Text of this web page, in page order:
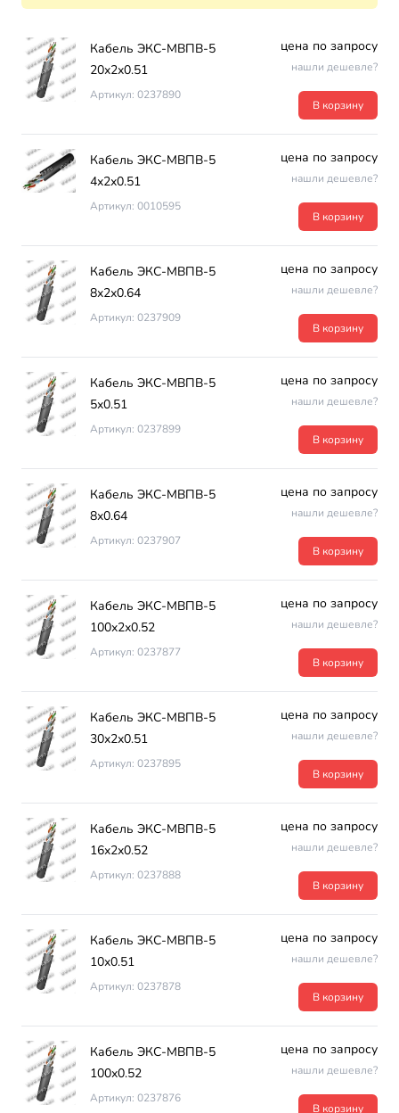
Кабель ЭКС-МВПВ-5
20х2х0.51
Артикул: 0237890
цена по запросу
нашли дешевле?
В корзину
Кабель ЭКС-МВПВ-5
4х2х0.51
Артикул: 0010595
цена по запросу
нашли дешевле?
В корзину
Кабель ЭКС-МВПВ-5
8х2х0.64
Артикул: 0237909
цена по запросу
нашли дешевле?
В корзину
Кабель ЭКС-МВПВ-5
5х0.51
Артикул: 0237899
цена по запросу
нашли дешевле?
В корзину
Кабель ЭКС-МВПВ-5
8х0.64
Артикул: 0237907
цена по запросу
нашли дешевле?
В корзину
Кабель ЭКС-МВПВ-5
100х2х0.52
Артикул: 0237877
цена по запросу
нашли дешевле?
В корзину
Кабель ЭКС-МВПВ-5
30х2х0.51
Артикул: 0237895
цена по запросу
нашли дешевле?
В корзину
Кабель ЭКС-МВПВ-5
16х2х0.52
Артикул: 0237888
цена по запросу
нашли дешевле?
В корзину
Кабель ЭКС-МВПВ-5
10х0.51
Артикул: 0237878
цена по запросу
нашли дешевле?
В корзину
Кабель ЭКС-МВПВ-5
100х0.52
Артикул: 0237876
цена по запросу
нашли дешевле?
В корзину